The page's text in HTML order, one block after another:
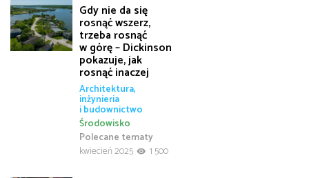
Gdy nie da się
rosnąć wszerz,
trzeba rosnąć
w górę – Dickinson
pokazuje, jak
rosnąć inaczej
Architektura,
inżynieria
i budownictwo
Polecane tematy
Środowisko
kwiecień 2025
1 500